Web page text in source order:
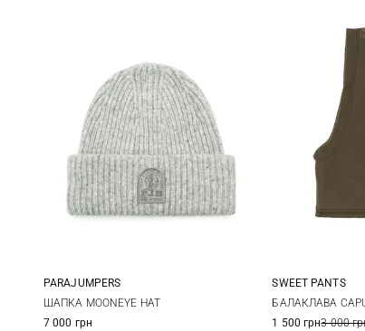
S/M L/XL
PARAJUMPERS
ШАПКА MOONEYE HAT
7 000 грн
SWEET PANTS
БАЛАКЛАВА
1 500 грн3 000